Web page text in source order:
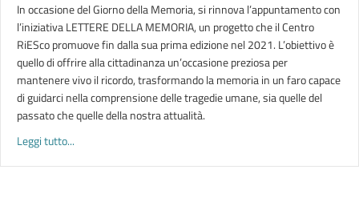
In occasione del Giorno della Memoria, si rinnova l’appuntamento con
l’iniziativa LETTERE DELLA MEMORIA, un progetto che il Centro
RiESco promuove fin dalla sua prima edizione nel 2021. L’obiettivo è
quello di offrire alla cittadinanza un’occasione preziosa per
mantenere vivo il ricordo, trasformando la memoria in un faro capace
di guidarci nella comprensione delle tragedie umane, sia quelle del
passato che quelle della nostra attualità.
Leggi tutto...